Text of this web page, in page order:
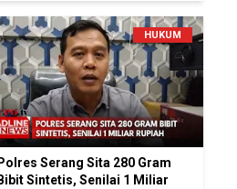
HUKUM
Polres Serang Sita 280 Gram
Bibit Sintetis, Senilai 1 Miliar